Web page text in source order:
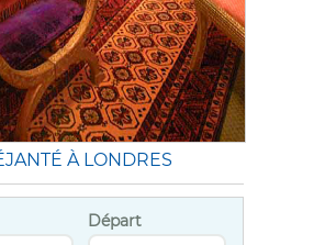
À LONDRES
Départ